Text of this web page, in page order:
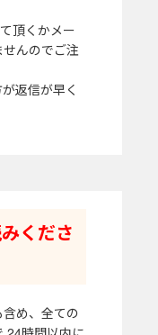
頂くかメー
んのでご注
返信が早く
くださ
め、全ての